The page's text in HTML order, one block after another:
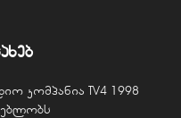
კომპანია TV4 1998